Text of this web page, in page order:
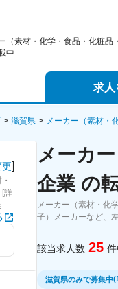
（素材・化学・食品・化粧品
中
求人
エージェント
スカウトサ
パートナー
滋賀県 メーカー（素材・
]
詳
メーカ
企業 の
メーカー（素材・化
子）メーカーなど、
該当求人数 25
滋賀県のみで募集中(